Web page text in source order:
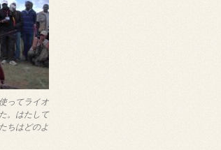
ってライオ
。はたして
ちはどのよ